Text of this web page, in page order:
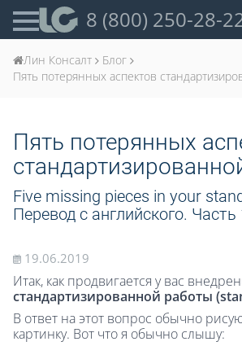
8 (800) 250-28-
Лин Консалт
Блог
Пять потерянных аспектов
Пять потерянных
Five missing pieces in your
Перевод с английского. Часть
19.06.2019
Итак, как продвигается у вас
стандартизированной работы
В ответ на этот вопрос обычно
картинку. Вот что я обычно слышу: